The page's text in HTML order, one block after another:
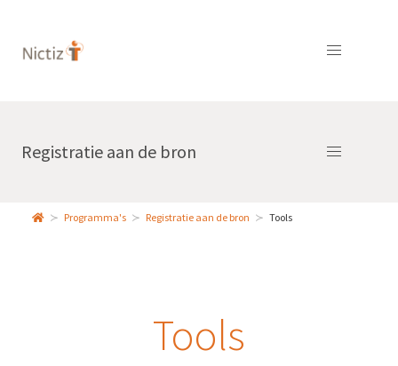
Registratie aan de bron
Programma's Registratie aan de bron Tools
Tools